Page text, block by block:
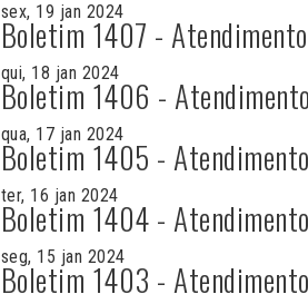
sex, 19 jan 2024
Boletim 1407 -
qui, 18 jan 2024
Boletim 1406 -
qua, 17 jan 2024
Boletim 1405 -
ter, 16 jan 2024
Boletim 1404 -
seg, 15 jan 2024
Boletim 1403 -